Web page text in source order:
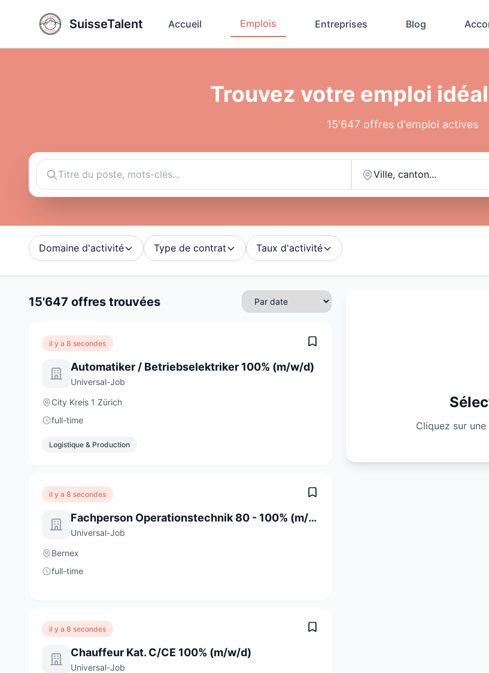
SuisseTalent Accueil Emplois Entreprises Blog
Trouvez votre emploi
15'647 offres d'emploi actives
Ville, canton...
Domaine d'activité Type de contrat Taux d'activité
15'647 offres trouvées
il y a 8 secondes
Automatiker / Betriebselektriker 100% (m/w/d)
Universal-Job
City Kreis 1 Zürich
full-time
Logistique & Production
il y a 8 secondes
Fachperson Operationstechnik 80 - 100% (m/w/d)
Universal-Job
Bernex
full-time
il y a 8 secondes
Chauffeur Kat. C/CE 100% (m/w/d)
Universal-Job
Cliquez sur